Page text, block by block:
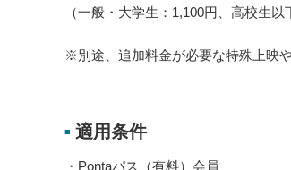
（一般・大学生：1,100円、高校生以
※別途、追加料金が必要な特殊上映
■ 適用条件
・Pontaパス（有料）会員